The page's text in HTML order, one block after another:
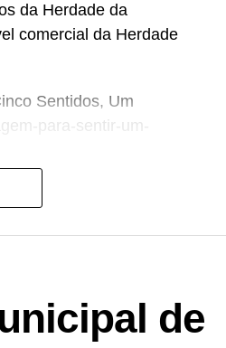
da Herdade da
comercial da Herdade
Sentidos, Um
para-sentir-um-
de